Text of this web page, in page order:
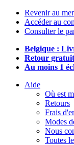
Revenir au
Accéder au
Consulter le
Belgique :
Retour gratuit
Au moins 1
Aide
Où est
Retours
Frais
Modes
Nous
Toutes